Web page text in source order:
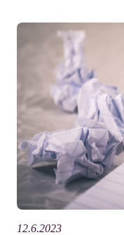
12.6.2023